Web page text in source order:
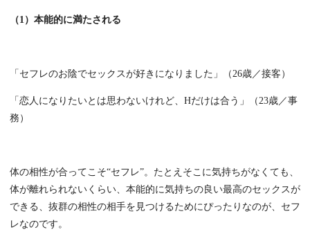
（1）本能的に満たされる
「セフレのお陰でセックスが好きになりました」（26歳／接客）
「恋人になりたいとは思わないけれど、Hだけは合う」（23歳／事
務）
体の相性が合ってこそ“セフレ”。たとえそこに気持ちがなくても、
体が離れられないくらい、本能的に気持ちの良い最高のセックスが
できる、抜群の相性の相手を見つけるためにぴったりなのが、セフ
レなのです。